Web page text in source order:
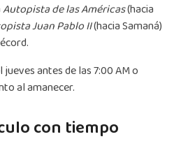
Autopista de las Américas(hacia
Juan Pablo II(hacia Samaná)
jueves antes de las 7:00 AM o
al amanecer.
con tiempo